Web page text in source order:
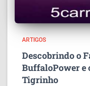
ARTIGOS
Descobrindo o
BuffaloPower e
Tigrinho